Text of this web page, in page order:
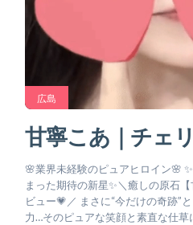
広島
甘寧こあ｜チェ
🌸業界未経験のピュアヒロイン🌸
まった期待の新星✨＼癒しの原石
ビュー💗／ まさに“今だけの奇跡”
力…そのピュアな笑顔と素直な仕草